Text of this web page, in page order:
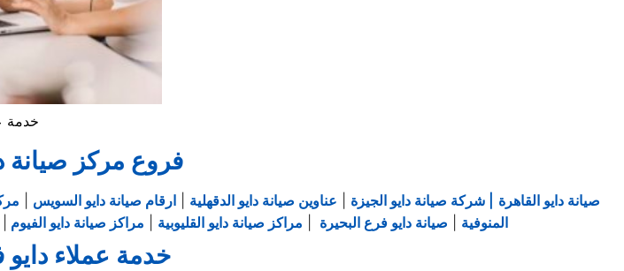
خدمة
فروع مركز صيانة
صيانة دايو القاهرة | شركة صيانة دايو الجيزة عناوين صيانة دايو الدقهلية ارقام صيانة دايو السويس
المنوفية
صيانة دايو فرع البحيرة مراكز صيانة دايو القليوبية مراكز صيانة دايو الفيوم
خدمة عملاء